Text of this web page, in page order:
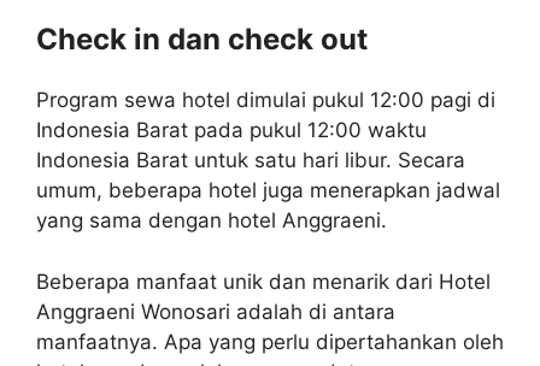
Check in dan check out
Program sewa hotel dimulai pukul 12:00 pagi di
Indonesia Barat pada pukul 12:00 waktu
Indonesia Barat untuk satu hari libur. Secara
umum, beberapa hotel juga menerapkan jadwal
yang sama dengan hotel Anggraeni.
Beberapa manfaat unik dan menarik dari Hotel
Anggraeni Wonosari adalah di antara
manfaatnya. Apa yang perlu dipertahankan oleh